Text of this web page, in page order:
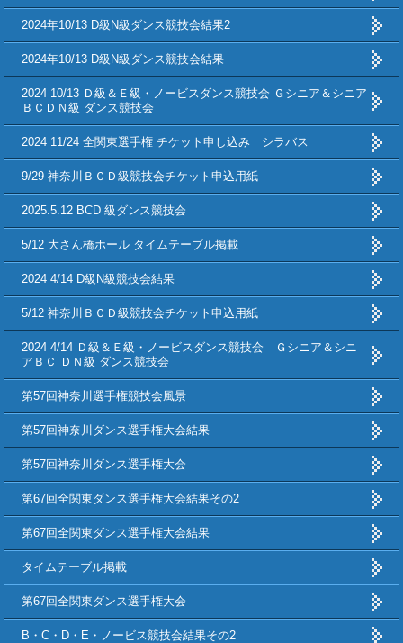
2024年10/13 D級N級ダンス競技会結果2
2024年10/13 D級N級ダンス競技会結果
2024 10/13 Ｄ級＆Ｅ級・ノービスダンス競技会 Ｇシニア＆シニア
ＢＣＤＮ級 ダンス競技会
2024 11/24 全関東選手権 チケット申し込み シラバス
9/29 神奈川ＢＣＤ級競技会チケット申込用紙
2025.5.12 BCD 級ダンス競技会
5/12 大さん橋ホール タイムテーブル掲載
2024 4/14 D級N級競技会結果
5/12 神奈川ＢＣＤ級競技会チケット申込用紙
2024 4/14 Ｄ級＆Ｅ級・ノービスダンス競技会 Ｇシニア＆シニ
アＢＣ ＤＮ級 ダンス競技会
第57回神奈川選手権競技会風景
第57回神奈川ダンス選手権大会結果
第57回神奈川ダンス選手権大会
第67回全関東ダンス選手権大会結果その2
第67回全関東ダンス選手権大会結果
タイムテーブル掲載
第67回全関東ダンス選手権大会
B・C・D・E・ノービス競技会結果その2